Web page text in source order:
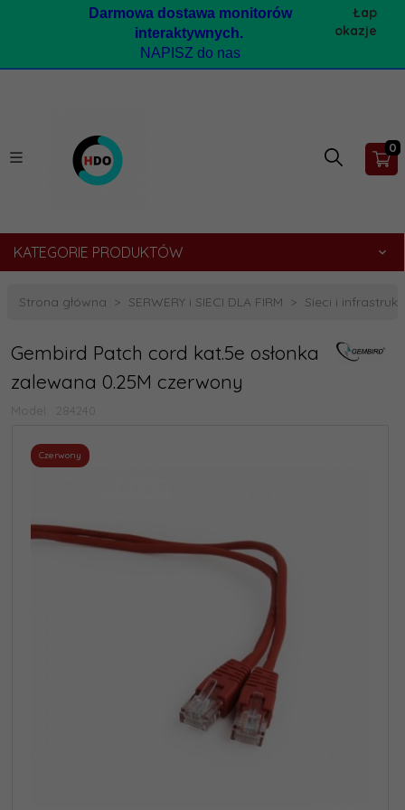
Darmowa dostawa monitorów
interaktywnych.
NAPISZ do nas
Łap
okazje
0
KATEGORIE PRODUKTÓW
Strona główna SERWERY i SIECI DLA FIRM Sieci i
Gembird Patch cord kat.5e osłonka
zalewana 0.25M czerwony
Model: 284240
Czerwony